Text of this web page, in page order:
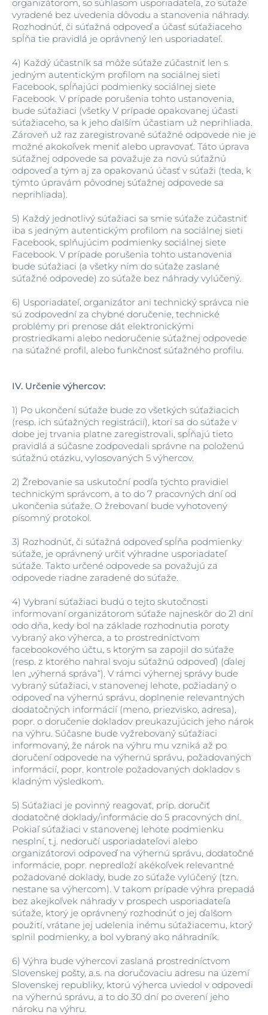
organizátorom, so súhlasom usporiadateľa, zo súťaže
vyradené bez uvedenia dôvodu a stanovenia náhrady.
Rozhodnúť, či súťažná odpoveď a účasť súťažiaceho
spĺňa tie pravidlá je oprávnený len usporiadateľ.
4) Každý účastník sa môže súťaže zúčastniť len s
jedným autentickým profilom na sociálnej sieti
Facebook, spĺňajúci podmienky sociálnej siete
Facebook. V prípade porušenia tohto ustanovenia,
bude súťažiaci (všetky V prípade opakovanej účasti
súťažiaceho, sa k jeho ďalším účastiam už neprihliada.
Zároveň už raz zaregistrované súťažné odpovede nie je
možné akokoľvek meniť alebo upravovať. Táto úprava
súťažnej odpovede sa považuje za novú súťažnú
odpoveď a tým aj za opakovanú účasť v súťaži (teda, k
týmto úpravám pôvodnej súťažnej odpovede sa
neprihliada).
5) Každý jednotlivý súťažiaci sa smie súťaže zúčastniť
iba s jedným autentickým profilom na sociálnej sieti
Facebook, splňujúcim podmienky sociálnej siete
Facebook. V prípade porušenia tohto ustanovenia
bude súťažiaci (a všetky ním do súťaže zaslané
súťažné odpovede) zo súťaže bez náhrady vylúčený.
6) Usporiadateľ, organizátor ani technický správca nie
sú zodpovední za chybné doručenie, technické
problémy pri prenose dát elektronickými
prostriedkami alebo nedoručenie súťažnej odpovede
na súťažné profil, alebo funkčnosť súťažného profilu.
IV. Určenie výhercov:
1) Po ukončení súťaže bude zo všetkých súťažiacich
(resp. ich súťažných registrácií), ktorí sa do súťaže v
dobe jej trvania platne zaregistrovali, spĺňajú tieto
pravidlá a súčasne zodpovedali správne na položenú
súťažnú otázku, vylosovaných 5 výhercov.
2) Žrebovanie sa uskutoční podľa týchto pravidiel
technickým správcom, a to do 7 pracovných dní od
ukončenia súťaže. O žrebovaní bude vyhotovený
písomný protokol.
3) Rozhodnúť, či súťažná odpoveď spĺňa podmienky
súťaže, je oprávnený určiť výhradne usporiadateľ
súťaže. Takto určené odpovede sa považujú za
odpovede riadne zaradené do súťaže.
4) Vybraní súťažiaci budú o tejto skutočnosti
informovaní organizátorom súťaže najneskôr do 21 dní
odo dňa, kedy bol na základe rozhodnutia poroty
vybraný ako výherca, a to prostredníctvom
facebookového účtu, s ktorým sa zapojil do súťaže
(resp. z ktorého nahral svoju súťažnú odpoveď) (ďalej
len „výherná správa“). V rámci výhernej správy bude
vybraný súťažiaci, v stanovenej lehote, požiadaný o
odpoveď na výhernú správu, doplnenie relevantných
dodatočných informácií (meno, priezvisko, adresa),
popr. o doručenie dokladov preukazujúcich jeho nárok
na výhru. Súčasne bude vyžrebovaný súťažiaci
informovaný, že nárok na výhru mu vzniká až po
doručení odpovede na výhernú správu, požadovaných
informácií, popr. kontrole požadovaných dokladov s
kladným výsledkom.
5) Súťažiaci je povinný reagovať, príp. doručiť
dodatočné doklady/informácie do 5 pracovných dní.
Pokiaľ súťažiaci v stanovenej lehote podmienku
nesplní, t.j. nedoručí usporiadateľovi alebo
organizátorovi odpoveď na výhernú správu, dodatočné
informácie, popr. nepredloží akékoľvek relevantné
požadované doklady, bude zo súťaže vylúčený (tzn.
nestane sa výhercom). V takom prípade výhra prepadá
bez akejkoľvek náhrady v prospech usporiadateľa
súťaže, ktorý je oprávnený rozhodnúť o jej ďalšom
použití, vrátane jej udelenia inému súťažiacemu, ktorý
splnil podmienky, a bol vybraný ako náhradník.
6) Výhra bude výhercovi zaslaná prostredníctvom
Slovenskej pošty, a.s. na doručovaciu adresu na území
Slovenskej republiky, ktorú výherca uviedol v odpovedi
na výhernú správu, a to do 30 dní po overení jeho
nároku na výhru.